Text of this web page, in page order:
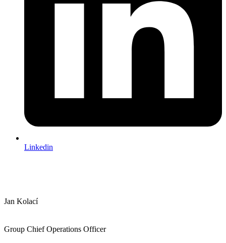
Linkedin
Jan Kolací
Group Chief Operations Officer